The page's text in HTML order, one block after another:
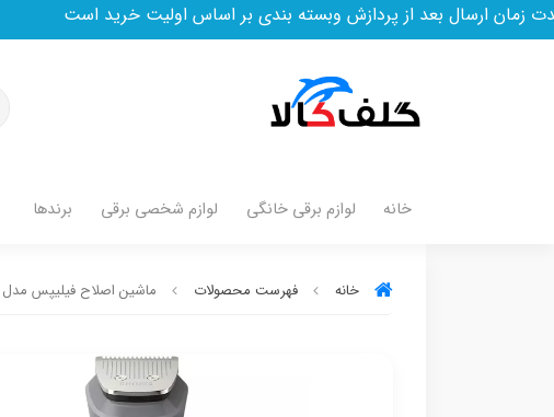
از پردازش وبسته بندی بر اساس اولیت خرید است
خانه لوازم برقی خانگی لوازم شخصی برقی برندها
خانه فهرست محصولات ماشین اصلاح فیلیپس مدل MG5930